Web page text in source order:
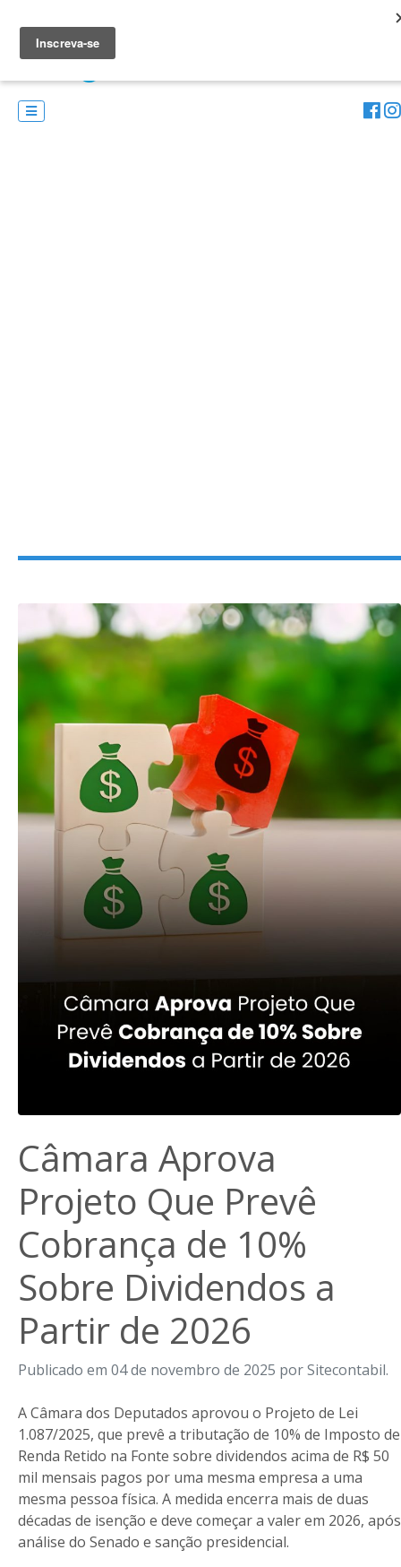
Câmara Aprova
Projeto Que Prevê
Cobrança de 10%
Sobre Dividendos a
Partir de 2026
Publicado em 04 de novembro de 2025 por Sitecontabil.
A Câmara dos Deputados aprovou o Projeto de Lei
1.087/2025, que prevê a tributação de 10% de Imposto de
Renda Retido na Fonte sobre dividendos acima de R$ 50
mil mensais pagos por uma mesma empresa a uma
mesma pessoa física. A medida encerra mais de duas
décadas de isenção e deve começar a valer em 2026, após
análise do Senado e sanção presidencial.